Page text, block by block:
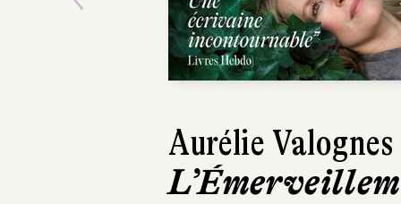
Aurélie Valognes
Previous